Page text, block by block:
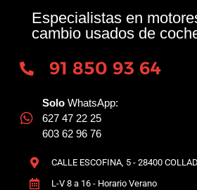
Especialistas en
cambio usados de
91 850 93 64
Solo WhatsApp:
627 47 22 25
603 62 96 76
CALLE ESCOFINA, 5 - 28400
L-V 8 a 16 - Horario Verano